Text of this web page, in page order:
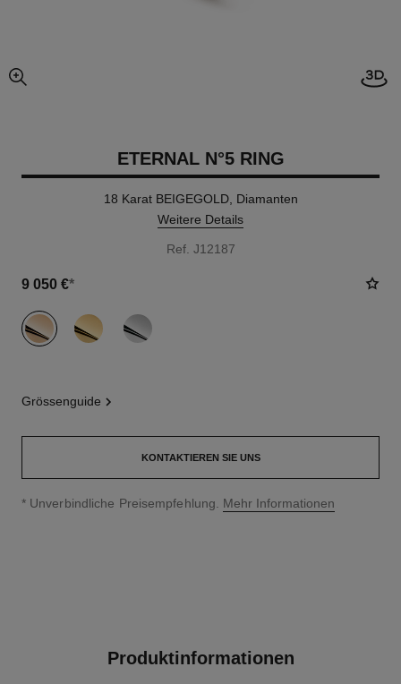
vergrößerter teil des bildes
ETERNAL N°5 RING
18 Karat BEIGEGOLD, Diamanten
Weitere Details
Ref. J12187
9 050 €*
variante (3)
grössenguide
KONTAKTIEREN SIE UNS
↩
* Unverbindliche Preisempfehlung. Mehr Informationen
Produktinformationen